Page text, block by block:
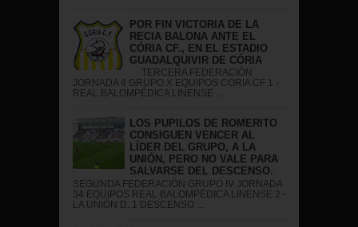
POR FIN VICTORIA DE LA
RECIA BALONA ANTE EL
CÓRIA CF., EN EL ESTADIO
GUADALQUIVIR DE CÓRIA
TERCERA FEDERACIÓN
JORNADA 4 GRUPO X EQUIPOS CORIA CF 1 -
REAL BALOMPÉDICA LINENSE ...
LOS PUPILOS DE ROMERITO
CONSIGUEN VENCER AL
LÍDER DEL GRUPO, A LA
UNIÓN, PERO NO VALE PARA
SALVARSE DEL DESCENSO.
SEGUNDA FEDERACIÓN GRUPO IV JORNADA
34 EQUIPOS REAL BALOMPÉDICA LINENSE 2 -
LA UNIÓN D. 1 DESCENSO ...